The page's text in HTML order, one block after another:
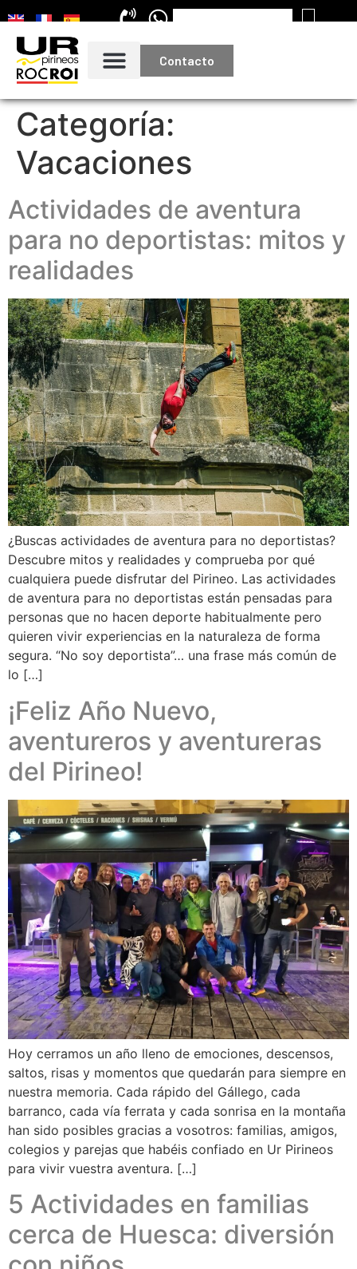
Contacto
Categoría:
Vacaciones
Actividades de aventura
para no deportistas: mitos y
realidades
¿Buscas actividades de aventura para no deportistas?
Descubre mitos y realidades y comprueba por qué
cualquiera puede disfrutar del Pirineo. Las actividades
de aventura para no deportistas están pensadas para
personas que no hacen deporte habitualmente pero
quieren vivir experiencias en la naturaleza de forma
segura. “No soy deportista”… una frase más común de
lo […]
¡Feliz Año Nuevo,
aventureros y aventureras
del Pirineo!
Hoy cerramos un año lleno de emociones, descensos,
saltos, risas y momentos que quedarán para siempre en
nuestra memoria. Cada rápido del Gállego, cada
barranco, cada vía ferrata y cada sonrisa en la montaña
han sido posibles gracias a vosotros: familias, amigos,
colegios y parejas que habéis confiado en Ur Pirineos
para vivir vuestra aventura. […]
5 Actividades en familias
cerca de Huesca: diversión